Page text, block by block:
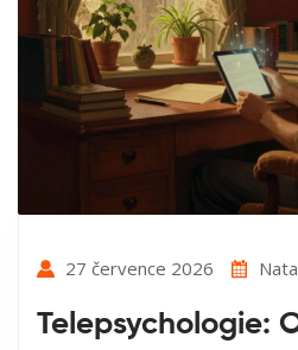
27 července 2026
Telepsychologie: